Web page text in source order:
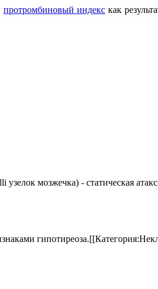
протромбиновый индекс как
мозжечка) - статическая